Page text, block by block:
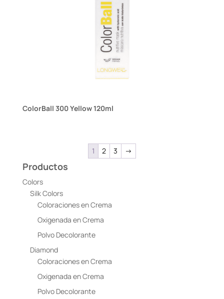
ColorBall 300 Yellow 120ml
1 2 3 →
Productos
Colors
Silk Colors
Coloraciones en Crema
Oxigenada en Crema
Polvo Decolorante
Diamond
Coloraciones en Crema
Oxigenada en Crema
Polvo Decolorante